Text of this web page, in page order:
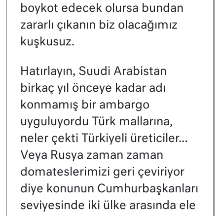
boykot edecek olursa bundan
zararlı çıkanın biz olacağımız
kuşkusuz.
Hatırlayın, Suudi Arabistan
birkaç yıl önceye kadar adı
konmamış bir ambargo
uyguluyordu Türk mallarına,
neler çekti Türkiyeli üreticiler…
Veya Rusya zaman zaman
domateslerimizi geri çeviriyor
diye konunun Cumhurbaşkanları
seviyesinde iki ülke arasında ele